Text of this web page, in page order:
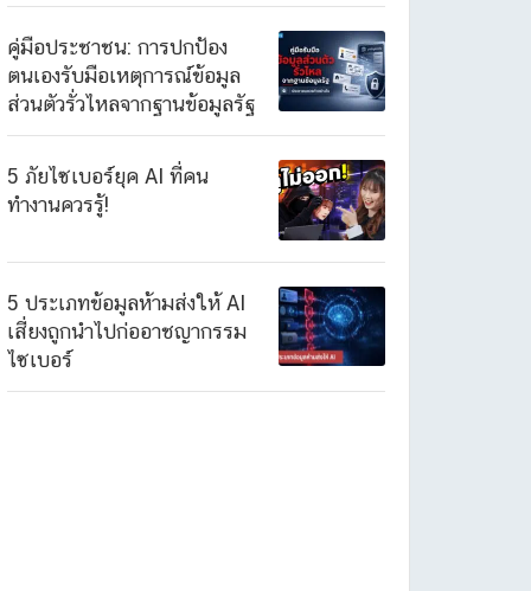
คู่มือประชาชน: การปกป้อง
ตนเองรับมือเหตุการณ์ข้อมูล
ส่วนตัวรั่วไหลจากฐานข้อมูลรัฐ
5 ภัยไซเบอร์ยุค AI ที่คน
ทำงานควรรู้!
5 ประเภทข้อมูลห้ามส่งให้ AI
เสี่ยงถูกนำไปก่ออาชญากรรม
ไซเบอร์